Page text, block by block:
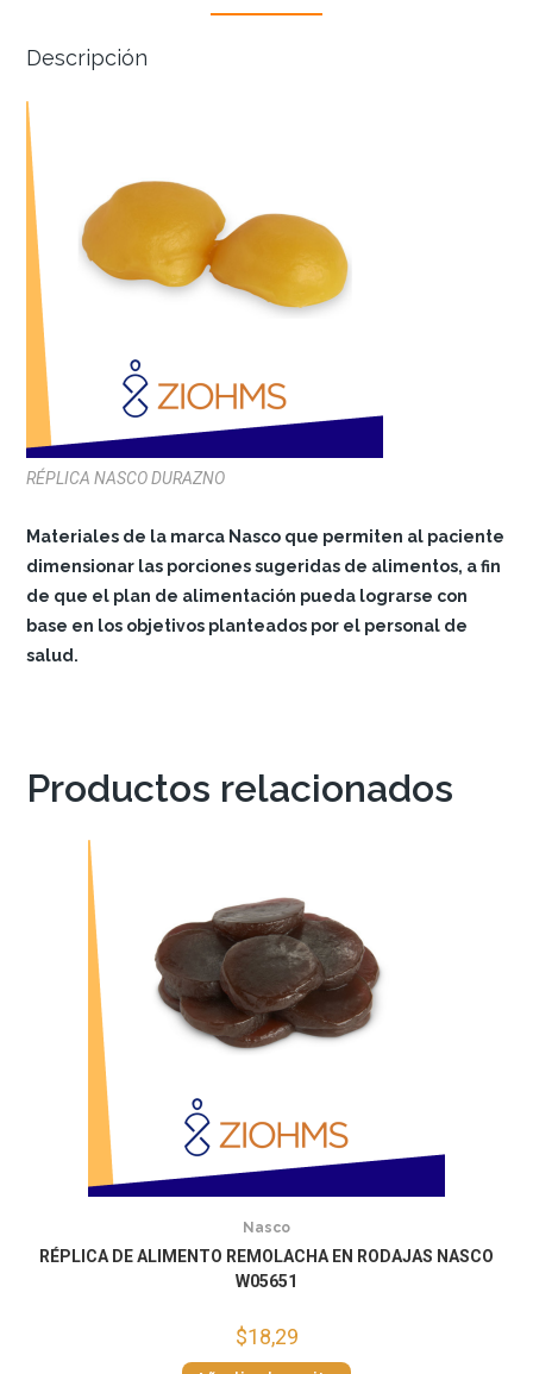
Descripción
RÉPLICA NASCO DURAZNO
Materiales de la marca Nasco que permiten al paciente
dimensionar las porciones sugeridas de alimentos, a fin
de que el plan de alimentación pueda lograrse con
base en los objetivos planteados por el personal de
salud.
Productos relacionados
Nasco
RÉPLICA DE ALIMENTO REMOLACHA EN RODAJAS NASCO
W05651
$18,29